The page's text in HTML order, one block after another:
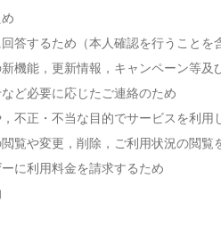
答するため（本人確認を行うことを
機能，更新情報，キャンペーン等
ど必要に応じたご連絡のため
不正・不当な目的でサービスを利
覧や変更，削除，ご利用状況の閲覧
に利用料金を請求するため